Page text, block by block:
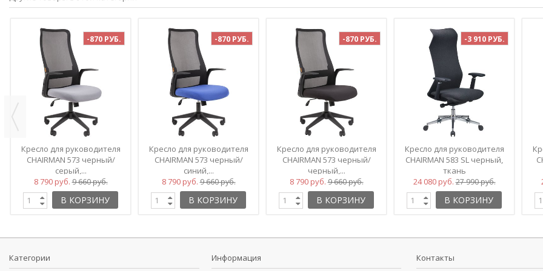
-870 РУБ.
Кресло для руководителя
CHAIRMAN 573 черный/
серый,...
8 790 руб.9 660 руб.
В КОРЗИНУ
-870 РУБ.
Кресло для руководителя
CHAIRMAN 573 черный/
синий,...
8 790 руб.9 660 руб.
В КОРЗИНУ
-870 РУБ.
Кресло для руководителя
CHAIRMAN 573 черный/
черный,...
8 790 руб.9 660 руб.
В КОРЗИНУ
-3 910 РУБ.
Кресло для руководителя
CHAIRMAN 583 SL черный,
ткань
24 080 руб.27 990 руб.
В КОРЗИНУ
Категории Информация Контакты